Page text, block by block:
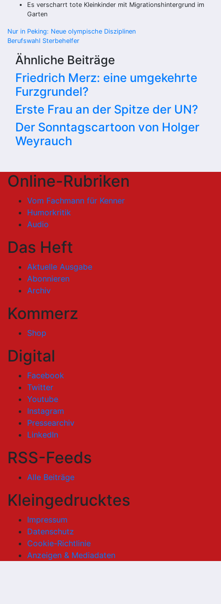
Es verscharrt tote Kleinkinder mit Migrationshintergrund im
Garten
Beitragsnavigation
Nur in Peking: Neue olympische Disziplinen
Berufswahl Sterbehelfer
Ähnliche Beiträge
Friedrich Merz: eine umgekehrte
Furzgrundel?
Erste Frau an der Spitze der UN?
Der Sonntagscartoon von Holger
Weyrauch
Online-Rubriken
Vom Fachmann für Kenner
Humorkritik
Audio
Das Heft
Aktuelle Ausgabe
Abonnieren
Archiv
Kommerz
Shop
Digital
Facebook
Twitter
Youtube
Instagram
Pressearchiv
LinkedIn
RSS-Feeds
Alle Beiträge
Kleingedrucktes
Impressum
Datenschutz
Cookie-Richtlinie
Anzeigen & Mediadaten